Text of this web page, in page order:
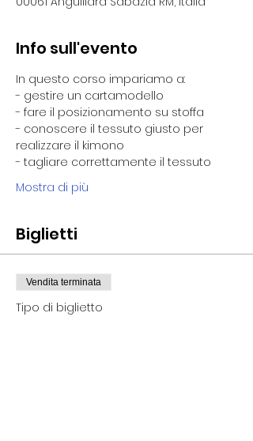
Info sull'evento
In questo corso impariamo a:
​- gestire un cartamodello
​- fare il posizionamento su stoffa
​- conoscere il tessuto giusto per
realizzare il kimono
​- tagliare correttamente il tessuto
Mostra di più
Biglietti
Vendita terminata
Tipo di biglietto